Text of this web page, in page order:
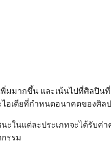
มมากขึ้น และเน้นไปที่ศิลปิ
อเดียที่กำหนดอนาคตของศิล
ในแต่ละประเภทจะได้รับค่า
รรม